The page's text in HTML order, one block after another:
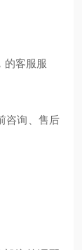
的客服服
咨询、售后